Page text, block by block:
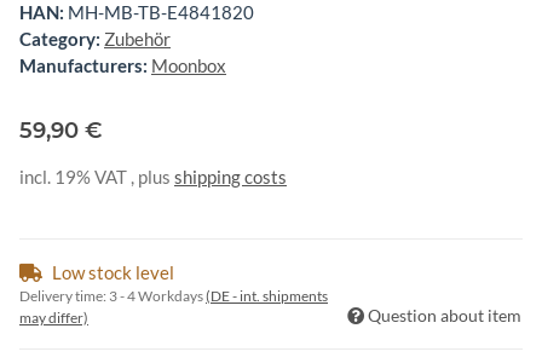
HAN: MH-MB-TB-E4841820
Category: Zubehör
Manufacturers: Moonbox
59,90 €
incl. 19% VAT , plus shipping costs
Low stock level
Delivery time: 3 - 4 Workdays(DE - int. shipments
may differ)
Question about item